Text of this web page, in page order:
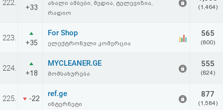
პაროლის
აღდგენა
222.
+33
ახალი ამბები, მედია, ტელევიზია,
რადიო
(1,464)
223.
+35
For Shop
ელექტრონული კომერცია
565
(800)
224.
+18
MYCLEANER.GE
მომსახურება
555
(824)
225. -22
ref.ge
ინტერნეტი
877
(1,584)